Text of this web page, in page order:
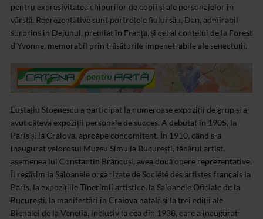
pentru expresivitatea chipurilor de copii și ale personajelor în
vârstă. Reprezentative sunt portretele fiului său, Dan, admirabil
surprins în Dejunul, premiat în Franța, și cel al contelui de la Forest
d’Yvonne, memorabil prin trăsăturile impenetrabile ale senectuții.
Eustațiu Stoenescu a participat la numeroase expoziții de grup și a
avut câteva expoziții personale de succes. A debutat în 1905, la
Paris și la Craiova, aproape concomitent. În 1910, când s-a
inaugurat valorosul Muzeu Simu la București, tânărul artist,
asemenea lui Constantin Brâncuși, avea două opere reprezentative.
Îl regăsim la Saloanele organizate de Société des artistes français la
Paris, la expozițiile Tinerimii artistice, la Saloanele Oficiale de la
București, la manifestări în Craiova natală și la trei ediții ale
Bienalei de la Veneția, inclusiv la cea din 1938, care a inaugurat